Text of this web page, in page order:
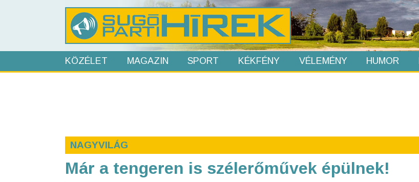
KÖZÉLET MAGAZIN SPORT KÉKFÉNY VÉLEMÉNY HUMOR
NAGYVILÁG
Már a tengeren is szélerőművek épülnek!